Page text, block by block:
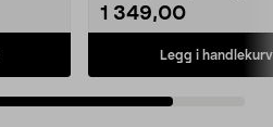
1 349,00
Legg i handlekurv